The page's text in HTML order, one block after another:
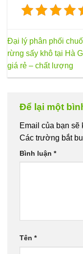
Đại lý phân phối
rừng sấy khô tại Hà
giá rẻ – chất lượng
Để lại một
Email của bạn
Các trường bắt
Bình luận *
Tên *